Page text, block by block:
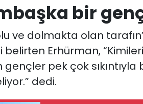
bir
ve dolmakta olan
Erhürman,
pek çok
dedi.